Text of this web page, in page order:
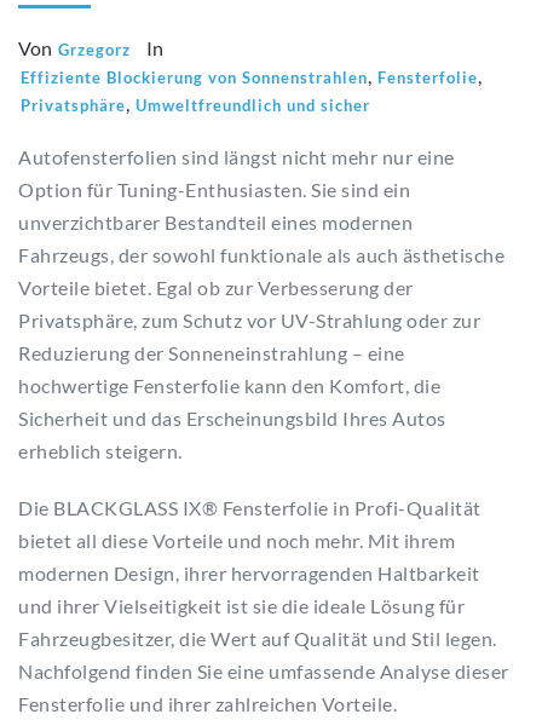
Von Grzegorz In
Effiziente Blockierung von Sonnenstrahlen, Fensterfolie,
Privatsphäre, Umweltfreundlich und sicher
Autofensterfolien sind längst nicht mehr nur eine
Option für Tuning-Enthusiasten. Sie sind ein
unverzichtbarer Bestandteil eines modernen
Fahrzeugs, der sowohl funktionale als auch ästhetische
Vorteile bietet. Egal ob zur Verbesserung der
Privatsphäre, zum Schutz vor UV-Strahlung oder zur
Reduzierung der Sonneneinstrahlung – eine
hochwertige Fensterfolie kann den Komfort, die
Sicherheit und das Erscheinungsbild Ihres Autos
erheblich steigern.
Die BLACKGLASS IX® Fensterfolie in Profi-Qualität
bietet all diese Vorteile und noch mehr. Mit ihrem
modernen Design, ihrer hervorragenden Haltbarkeit
und ihrer Vielseitigkeit ist sie die ideale Lösung für
Fahrzeugbesitzer, die Wert auf Qualität und Stil legen.
Nachfolgend finden Sie eine umfassende Analyse dieser
Fensterfolie und ihrer zahlreichen Vorteile.